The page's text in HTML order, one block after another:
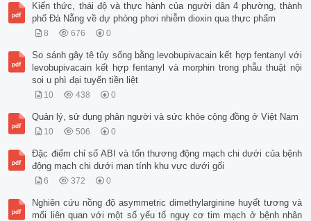
Kiến thức, thái độ và thực hành của người dân 4 phường, thành
phố Đà Nẵng về dự phòng phơi nhiễm dioxin qua thực phẩm
8 676 0
So sánh gây tê tủy sống bằng levobupivacain kết hợp fentanyl với
levobupivacain kết hợp fentanyl và morphin trong phẫu thuật nội
soi u phì đại tuyến tiền liệt
10 438 0
Quản lý, sử dụng phân người và sức khỏe cộng đồng ở Việt Nam
10 506 0
Đặc điểm chỉ số ABI và tổn thương động mạch chi dưới của bệnh
động mạch chi dưới mạn tính khu vực dưới gối
6 372 0
Nghiên cứu nồng độ asymmetric dimethylarginine huyết tương và
mối liên quan với một số yếu tố nguy cơ tim mạch ở bệnh nhân